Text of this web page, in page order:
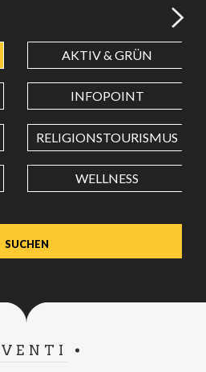
Punkt (.) als Dezimalzeichen
AKTIV & GRÜN
INFOPOINT
RELIGIONSTOURISMUS
WELLNESS